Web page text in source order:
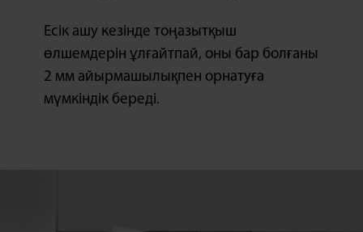
Есік ашу кезінде тоңазытқыш
өлшемдерін ұлғайтпай, оны бар болғаны
2 мм айырмашылықпен орнатуға
мүмкіндік береді.